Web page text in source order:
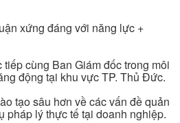
xứng đáng với năng lực +
cùng Ban Giám đốc trong môi
động tại khu vực TP. Thủ Đức.
tạo sâu hơn về các vấn đề quản
pháp lý thực tế tại doanh nghiệp.